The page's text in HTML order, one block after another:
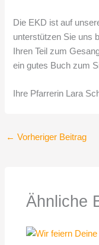
Die EKD ist auf
unterstützen Sie uns
Ihren Teil zum
ein gutes Buch zum
Ihre Pfarrerin Lara
← Vorheriger Beitrag
Ähnliche